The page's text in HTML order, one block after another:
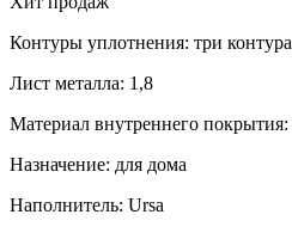
Контуры уплотнения: три контура
Лист металла: 1,8
Материал внутреннего покрытия:
Назначение: для дома
Наполнитель: Ursa